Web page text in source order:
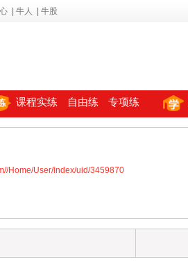
牛人 牛股
课程实练 自由练 专项练
Home/User/index/uid/3459870